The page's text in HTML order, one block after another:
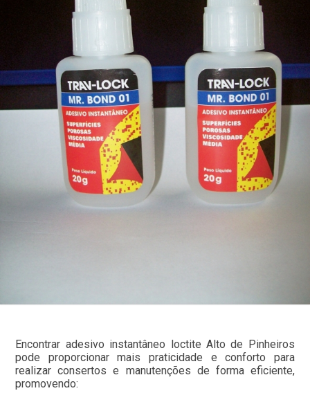
Encontrar adesivo instantâneo loctite Alto de Pinheiros
pode proporcionar mais praticidade e conforto para
realizar consertos e manutenções de forma eficiente,
promovendo: